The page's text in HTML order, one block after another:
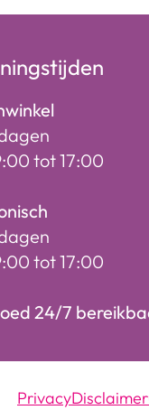
tot 17:00
tot 17:00
24/7
PrivacyDisclaimer